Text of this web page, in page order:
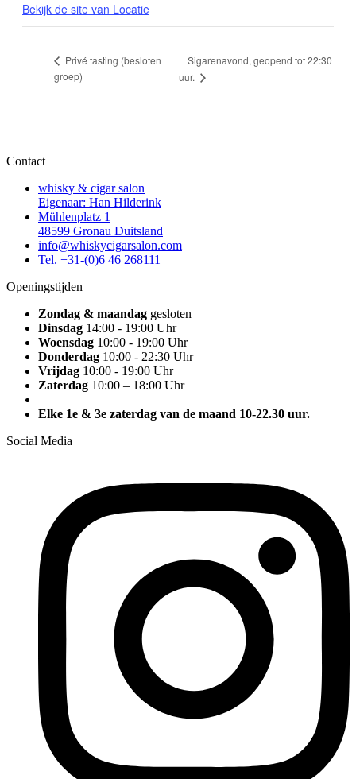
Bekijk de site van Locatie
Privé tasting (besloten
groep)
Sigarenavond, geopend tot 22:30
uur.
Contact
whisky & cigar salon
Eigenaar: Han Hilderink
Mühlenplatz 1
48599 Gronau Duitsland
info@whiskycigarsalon.com
Tel. +31-(0)6 46 268111
Openingstijden
Zondag & maandag gesloten
Dinsdag 14:00 - 19:00 Uhr
Woensdag 10:00 - 19:00 Uhr
Donderdag 10:00 - 22:30 Uhr
Vrijdag 10:00 - 19:00 Uhr
Zaterdag 10:00 – 18:00 Uhr
Elke 1e & 3e zaterdag van de maand 10-22.30 uur.
Social Media